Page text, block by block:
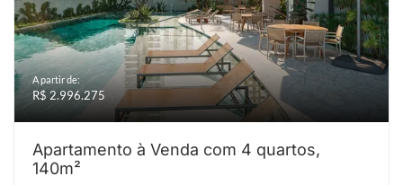
A partir de:
R$ 2.996.275
Apartamento à Venda com 4 quartos,
140m²